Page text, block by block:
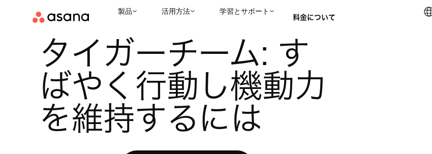
製品 活用方法 学習とサポート
料金について
タイガーチーム: す
ばやく行動し機動力
を維持するには